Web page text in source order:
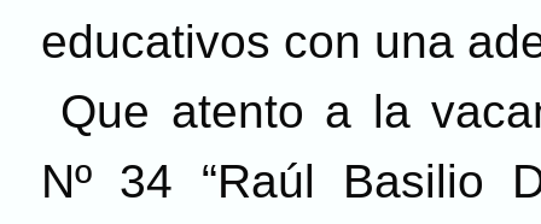
educativos con una
Que atento a la
Nº 34 “Raúl Basilio